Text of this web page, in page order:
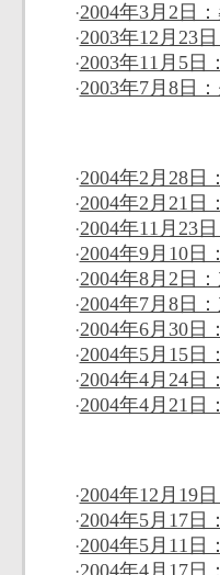
·2004年3月2日
·2003年12月23
·2003年11月5日
·2003年7月8日
·2004年2月28日
·2004年2月21日
·2004年11月23
·2004年9月10日
·2004年8月2日
·2004年7月8日
·2004年6月30日
·2004年5月15日
·2004年4月24日
·2004年4月21日
·2004年12月19
·2004年5月17日
·2004年5月11日
·2004年4月17日